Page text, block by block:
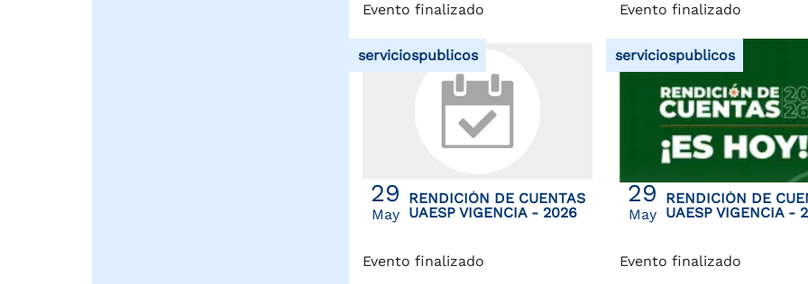
Evento finalizado
Evento finalizado
serviciospublicos
29
May
RENDICIÓN DE CUENTAS
UAESP VIGENCIA - 2026
Evento finalizado
serviciospublicos
29
May
RENDICIÓN DE
UAESP VIGENCIA -
Evento finalizado